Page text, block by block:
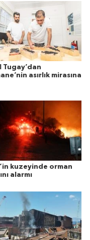
Tugay’dan
asırlık mirasına
kuzeyinde orman
alarmı